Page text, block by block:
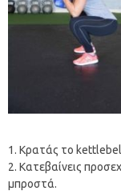
Κρατάς το
Κατεβαίνεις
μπροστά.